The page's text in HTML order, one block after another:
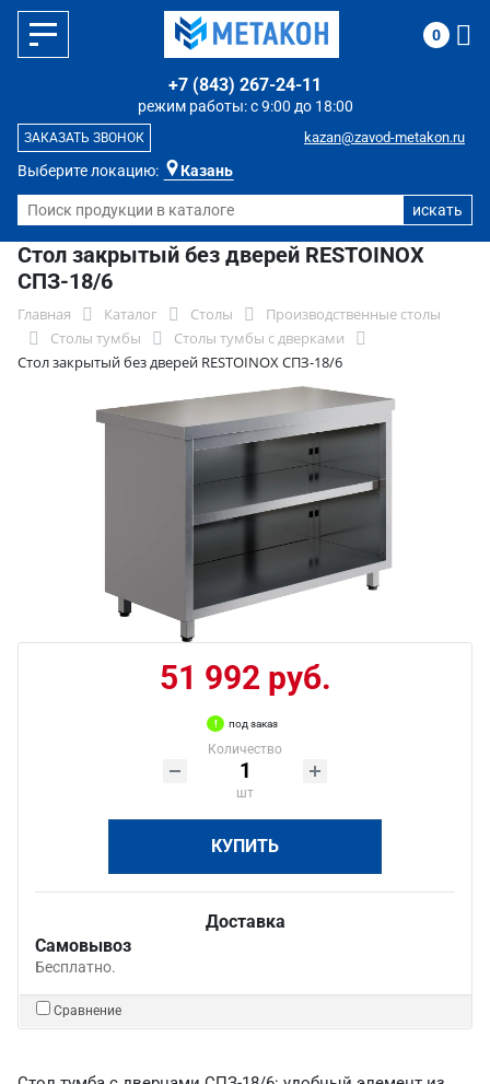
Выберите локацию: Казань
режим работы: с 9:00 до 18:00
+7 (843) 267-24-11
kazan@zavod-metakon.ru
ЗАКАЗАТЬ ЗВОНОК
0
Стол закрытый без дверей RESTOINOX
СПЗ-18/6
Главная Каталог Столы
Производственные столы
Столы тумбы
Столы тумбы с дверками
Стол закрытый без дверей RESTOINOX СПЗ-18/6
51 992 руб.
под заказ
Количество
шт
КУПИТЬ
Доставка
Самовывоз
Бесплатно.
Сравнение